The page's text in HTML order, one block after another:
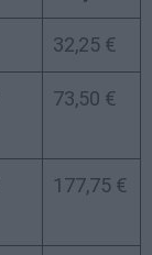
32,25 €
73,50 €
177,75 €